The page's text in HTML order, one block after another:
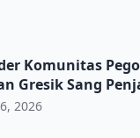
Pegon Kenang
Komunitas
Gresik Sang
2026